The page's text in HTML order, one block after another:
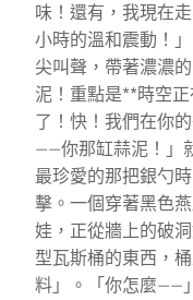
味！還有，我現在
小時的溫和震動！
尖叫聲，帶著濃濃
泥！重點是**時空
了！快！我們在你
——你那缸蒜泥！」
最珍愛的那把銀勺
擊。一個穿著黑色
娃，正從牆上的破
型瓦斯桶的東西，
料」。「你怎麼——